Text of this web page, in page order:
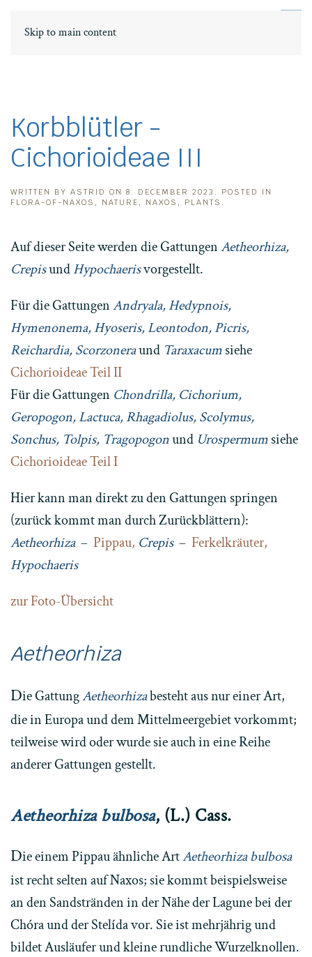
Skip to main content
Korbblütler -
Cichorioideae III
WRITTEN BY ASTRID ON 8. DECEMBER 2023 . POSTED IN
FLORA-OF-NAXOS , NATURE , NAXOS , PLANTS .
Auf dieser Seite werden die GattungenAetheorhiza,
CrepisundHypochaerisvorgestellt.
Für die GattungenAndryala, Hedypnois,
Hymenonema, Hyoseris, Leontodon, Picris,
Reichardia, Scorzoneraund Taraxacumsiehe
Cichorioideae Teil II
Für die Gattungen Chondrilla, Cichorium,
Geropogon, Lactuca, Rhagadiolus, Scolymus,
Sonchus, Tolpis, Tragopogonund Urospermumsiehe
Cichorioideae Teil I
Hier kann man direkt zu den Gattungen springen
(zurück kommt man durch Zurückblättern):
Aetheorhiza– Pippau, Crepis– Ferkelkräuter,
Hypochaeris
zur Foto-Übersicht
Aetheorhiza
Die GattungAetheorhizabesteht aus nur einer Art,
die in Europa und dem Mittelmeergebiet vorkommt;
teilweise wird oder wurde sie auch in eine Reihe
anderer Gattungen gestellt.
Aetheorhiza bulbosa, (L.) Cass.
Die einem Pippau ähnliche ArtAetheorhiza bulbosa
ist recht selten auf Naxos; sie kommt beispielsweise
an den Sandstränden in der Nähe der Lagune bei der
Chóra und der Stelída vor. Sie ist mehrjährig und
bildet Ausläufer und kleine rundliche Wurzelknollen.